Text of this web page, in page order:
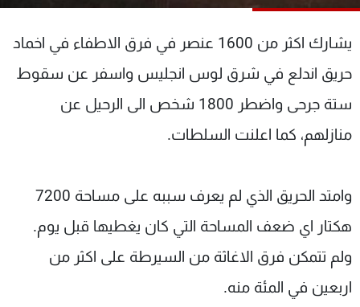
يشارك اكثر من 1600 عنصر في فرق الاطفاء في اخماد
حريق اندلع في شرق لوس انجليس واسفر عن سقوط
ستة جرحى واضطر 1800 شخص الى الرحيل عن
منازلهم، كما اعلنت السلطات.
وامتد الحريق الذي لم يعرف سببه على مساحة 7200
هكتار اي ضعف المساحة التي كان يغطيها قبل يوم.
ولم تتمكن فرق الاغاثة من السيرطة على اكثر من
اربعين في المئة منه.
شاهد البرامج
عن MTV
الإنـتـاج
لاعلاناتكم
وظائف
تواصل معنا
شروط الإسـتخدام
سياسة الخصوصية